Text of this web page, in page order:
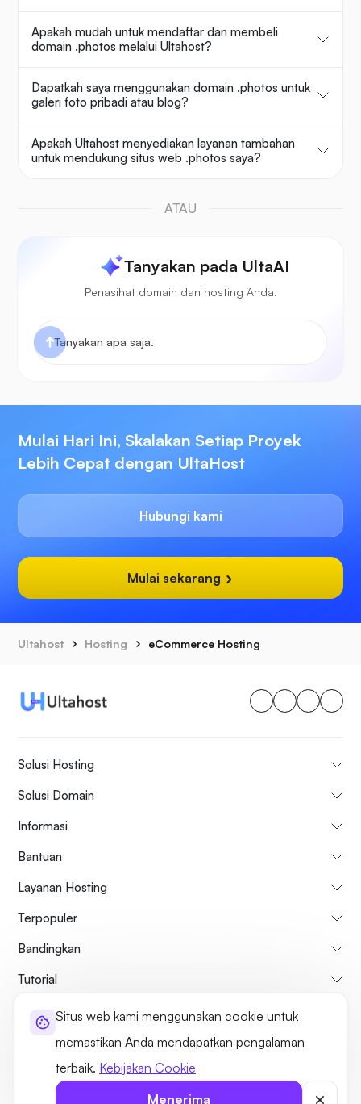
Situs web kami menggunakan cookie untuk
memastikan Anda mendapatkan pengalaman
terbaik. Kebijakan Cookie
Menerima
Apakah mudah untuk mendaftar dan membeli
domain .photos melalui Ultahost?
Dapatkah saya menggunakan domain .photos untuk
galeri foto pribadi atau blog?
Apakah Ultahost menyediakan layanan tambahan
untuk mendukung situs web .photos saya?
ATAU
Tanyakan pada UltaAI
Penasihat domain dan hosting Anda.
Mulai Hari Ini, Skalakan Setiap Proyek
Lebih Cepat dengan UltaHost
Hubungi kami
Mulai sekarang
Ultahost Hosting eCommerce Hosting
Solusi Hosting
Solusi Domain
Informasi
Bantuan
Layanan Hosting
Terpopuler
Bandingkan
Tutorial
Tentang kami
Syarat dan ketentuanKebijakan pribadiHukumSitemap
©2026 UltaHost - Seluruh hak cipta